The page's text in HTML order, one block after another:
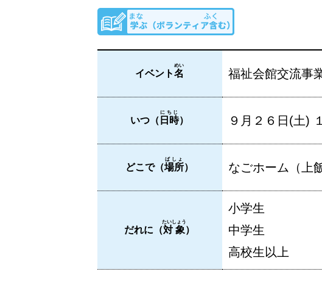
イベント名
めい
福祉会館交流事
いつ（ 日時
にちじ
） ９月２６日(土)
どこで（場所
ばしょ
） なごホーム（上
だれに（対象
たいしょう
）
小学生
中学生
高校生以上